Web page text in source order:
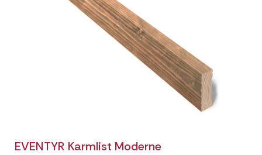
EVENTYR Karmlist Moderne